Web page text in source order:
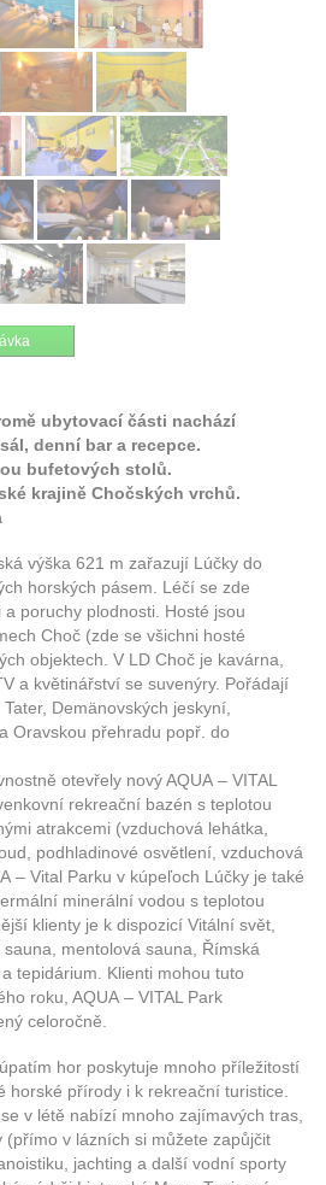
ubytovací části nachází
denní bar a recepce.
bufetových stolů.
krajině Chočských vrchů.
výška 621 m zařazují Lúčky do
horských pásem. Léčí se zde
poruchy plodnosti. Hosté jsou
Choč (zde se všichni hosté
objektech. V LD Choč je kavárna,
a květinářství se suvenýry. Pořádají
Demänovských jeskyní,
Oravskou přehradu popř. do
otevřely nový AQUA – VITAL
rekreační bazén s teplotou
atrakcemi (vzduchová lehátka,
podhladinové osvětlení, vzduchová
– Vital Parku v kúpeľoch Lúčky je také
minerální vodou s teplotou
klienty je k dispozicí Vitální svět,
mentolová sauna, Římská
tepidárium. Klienti mohou tuto
roku, AQUA – VITAL Park
celoročně.
hor poskytuje mnoho příležitostí
horské přírody i k rekreační turistice.
v létě nabízí mnoho zajímavých tras,
(přímo v lázních si můžete zapůjčit
jachting a další vodní sporty